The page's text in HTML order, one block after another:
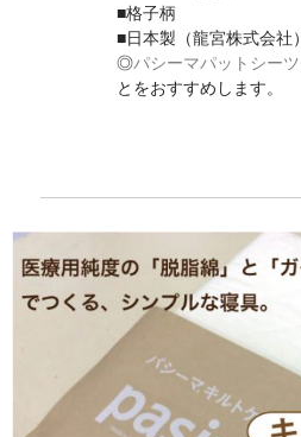
■格子柄
■日本製（龍宮株式会社）
◎パシーマパットシーツ
とをおすすめします。